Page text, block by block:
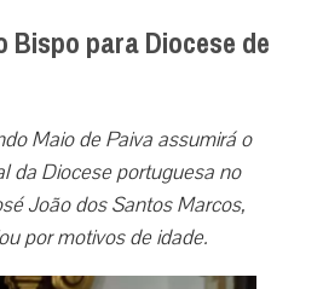
Bispo para Diocese de
Maio de Paiva assumirá o
da Diocese portuguesa no
João dos Santos Marcos,
por motivos de idade.